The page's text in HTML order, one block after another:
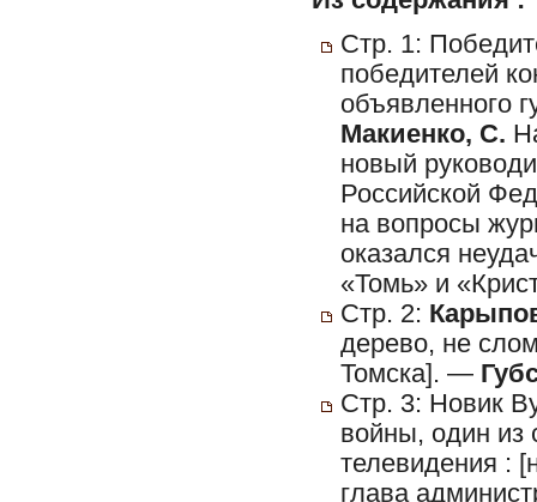
Стр. 1:
победителей
объявленного
Макиенко, С.
новый
Российской
на вопросы
оказался
«Томь» и
Стр. 2:
дерево, не
Томска]. —
Стр. 3: Новик
войны, один из
телевидения :
глава